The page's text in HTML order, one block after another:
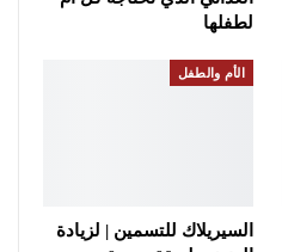
لطفلها
الأم والطفل
السيريلاك للتسمين | لزيادة